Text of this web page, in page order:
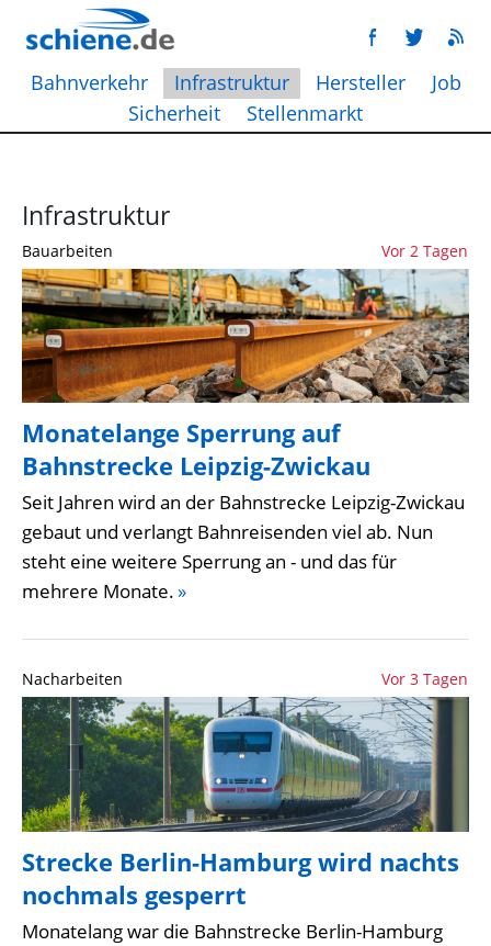
Bahnverkehr Infrastruktur Hersteller
Job
Sicherheit
Stellenmarkt
Infrastruktur
Bauarbeiten Vor 2 Tagen
Monatelange Sperrung auf
Bahnstrecke Leipzig-Zwickau
Seit Jahren wird an der Bahnstrecke Leipzig-Zwickau
gebaut und verlangt Bahnreisenden viel ab. Nun
steht eine weitere Sperrung an - und das für
mehrere Monate.»
Nacharbeiten Vor 3 Tagen
Strecke Berlin-Hamburg wird nachts
nochmals gesperrt
Monatelang war die Bahnstrecke Berlin-Hamburg